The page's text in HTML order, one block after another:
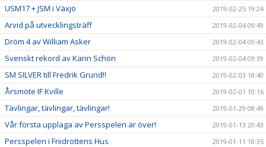
USM17 + JSM i Växjö 2019-02-25 19:24
Arvid på utvecklingsträff 2019-02-04 09:49
Dröm 4 av William Asker 2019-02-04 09:43
Svenskt rekord av Karin Schön 2019-02-04 09:39
SM SILVER till Fredrik Grund!! 2019-02-03 18:40
Årsmöte IF Kville 2019-02-01 10:16
Tävlingar, tävlingar, tävlingar! 2019-01-29 08:49
Vår första upplaga av Persspelen är över! 2019-01-13 20:43
Persspelen i Friidrottens Hus 2019-01-11 18:35